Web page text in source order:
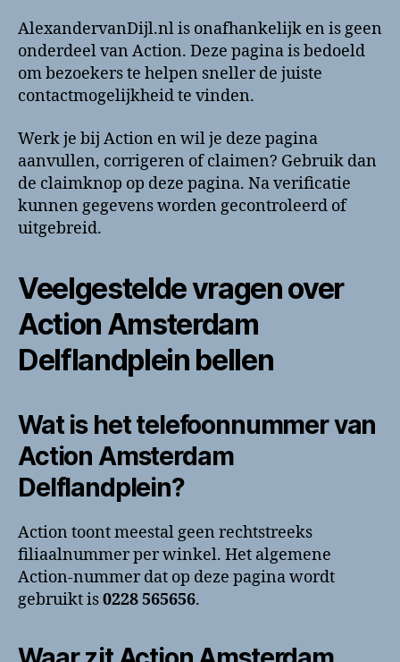
AlexandervanDijl.nl is onafhankelijk en is geen
onderdeel van Action. Deze pagina is bedoeld
om bezoekers te helpen sneller de juiste
contactmogelijkheid te vinden.
Werk je bij Action en wil je deze pagina
aanvullen, corrigeren of claimen? Gebruik dan
de claimknop op deze pagina. Na verificatie
kunnen gegevens worden gecontroleerd of
uitgebreid.
Veelgestelde vragen over
Action Amsterdam
Delflandplein bellen
Wat is het telefoonnummer van
Action Amsterdam
Delflandplein?
Action toont meestal geen rechtstreeks
filiaalnummer per winkel. Het algemene
Action-nummer dat op deze pagina wordt
gebruikt is0228 565656.